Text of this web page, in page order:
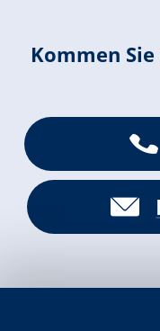
Kommen